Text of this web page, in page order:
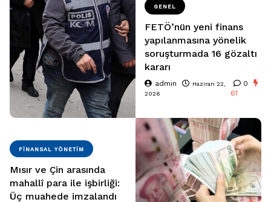
GENEL
FETÖ’nün yeni finans
yapılanmasına yönelik
soruşturmada 16 gözaltı
kararı
admin
Haziran 22,
2026
0
61
FINANSAL YÖNETIM
Mısır ve Çin arasında
mahallî para ile işbirliği:
Üç muahede imzalandı